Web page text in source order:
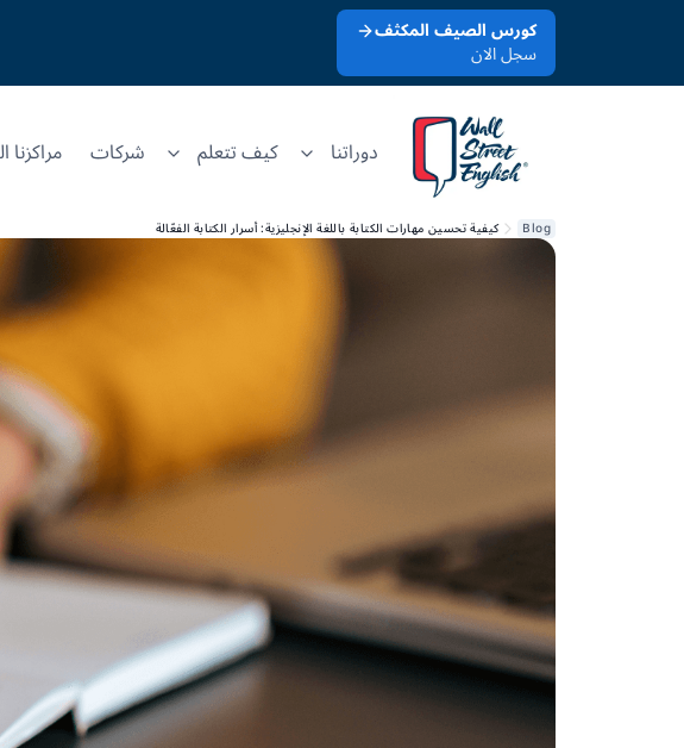
كورس الصيف المكثف
سجل الان
دوراتنا كيف تتعلم شركات مراكزنا
Blog كيفية تحسين مهارات الكتابة باللغة الإنجليزية: أسرار الكتابة الفعّالة